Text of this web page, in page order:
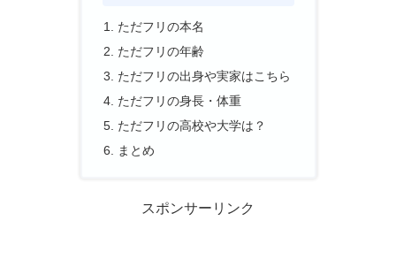
ただフリの本名
ただフリの年齢
ただフリの出身や実家はこちら
ただフリの身長・体重
ただフリの高校や大学は？
まとめ
スポンサーリンク